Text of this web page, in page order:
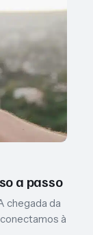
a passo
chegada da
à